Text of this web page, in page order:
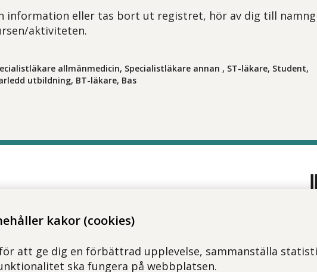
kakor (cookies)
att ge dig en förbättrad upplevelse, sammanställa
ska fungera på webbplatsen.
information eller tas bort ut registret, hör av dig till
aktiviteten.
allmänmedicin, Specialistläkare annan , ST-läkare, Student,
utbildning, BT-läkare, Bas